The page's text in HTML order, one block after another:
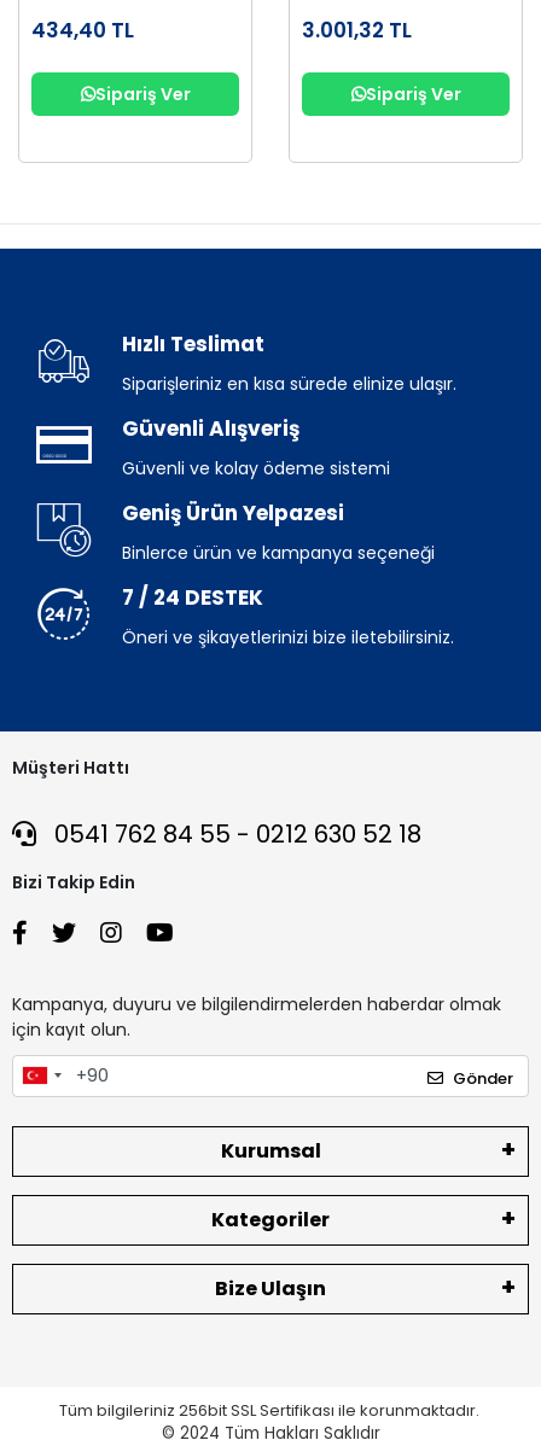
434,40 TL
Sipariş Ver
3.001,32 TL
Sipariş Ver
Hızlı Teslimat
Siparişleriniz en kısa sürede elinize ulaşır.
Güvenli Alışveriş
Güvenli ve kolay ödeme sistemi
Geniş Ürün Yelpazesi
Binlerce ürün ve kampanya seçeneği
7 / 24 DESTEK
Öneri ve şikayetlerinizi bize iletebilirsiniz.
Müşteri Hattı
0541 762 84 55 - 0212 630 52 18
Bizi Takip Edin
Kampanya, duyuru ve bilgilendirmelerden haberdar olmak
için kayıt olun.
Gönder
Kurumsal
Kategoriler
Bize Ulaşın
Tüm bilgileriniz 256bit SSL Sertifikası ile korunmaktadır.
© 2024 Tüm Hakları Saklıdır